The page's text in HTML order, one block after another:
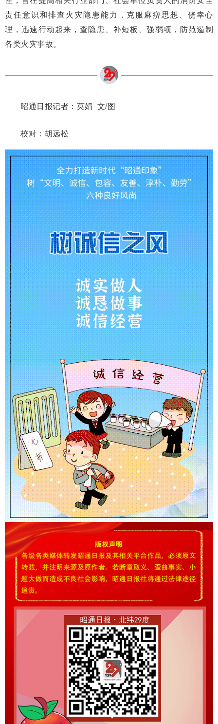
责任意识和排查火灾隐患能力，克服麻痹思想、侥幸心
理，迅速行动起来，查隐患、补短板、强弱项，防范遏制
各类火灾事故。
昭通日报记者： 莫娟 文/图
校对：胡远松